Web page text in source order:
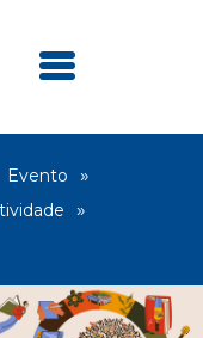
Evento